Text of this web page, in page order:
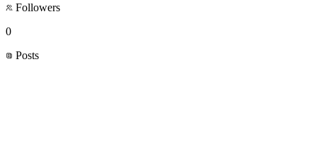
Followers
0
Posts